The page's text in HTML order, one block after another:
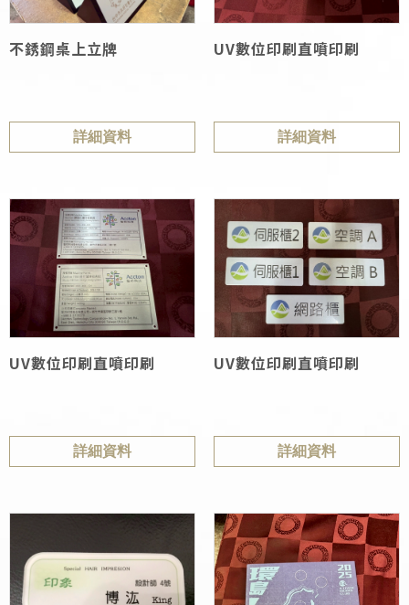
不銹鋼桌上立牌
詳細資料
UV數位印刷直噴印刷
詳細資料
UV數位印刷直噴印刷
詳細資料
UV數位印刷直噴印刷
詳細資料